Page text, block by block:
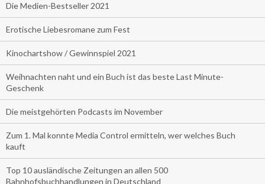
Die Medien-Bestseller 2021
Erotische Liebesromane zum Fest
Kinochartshow / Gewinnspiel 2021
Weihnachten naht und ein Buch ist das beste Last Minute-
Geschenk
Die meistgehörten Podcasts im November
Zum 1. Mal konnte Media Control ermitteln, wer welches Buch
kauft
Top 10 ausländische Zeitungen an allen 500
Bahnhofsbuchhandlungen in Deutschland